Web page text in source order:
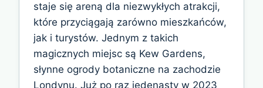
staje się areną dla niezwykłych atrakcji,
które przyciągają zarówno mieszkańców,
jak i turystów. Jednym z takich
magicznych miejsc są Kew Gardens,
słynne ogrody botaniczne na zachodzie
Londynu. Już po raz jedenasty w 2023